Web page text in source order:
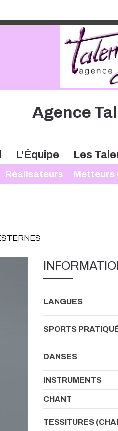
Agence
L'Équipe Les
Réalisateurs Metteurs
LANGUES
SPORTS
DANSES
INSTRUMENTS
CHANT
TESSITURES